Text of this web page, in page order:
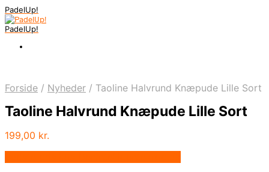
PadelUp!
PadelUp!
Forside / Nyheder / Taoline Halvrund Knæpude Lille Sort
Taoline Halvrund Knæpude Lille Sort
199,00 kr.